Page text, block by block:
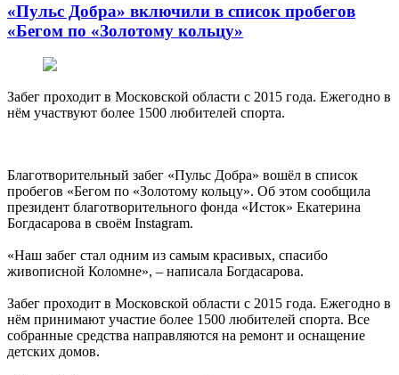
«Пульс Добра» включили в список пробегов
«Бегом по «Золотому кольцу»
Забег проходит в Московской области с 2015 года. Ежегодно в
нём участвуют более 1500 любителей спорта.
Благотворительный забег «Пульс Добра» вошёл в список
пробегов «Бегом по «Золотому кольцу». Об этом сообщила
президент благотворительного фонда «Исток» Екатерина
Богдасарова в своём Instagram.
«Наш забег стал одним из самым красивых, спасибо
живописной Коломне», – написала Богдасарова.
Забег проходит в Московской области с 2015 года. Ежегодно в
нём принимают участие более 1500 любителей спорта. Все
собранные средства направляются на ремонт и оснащение
детских домов.